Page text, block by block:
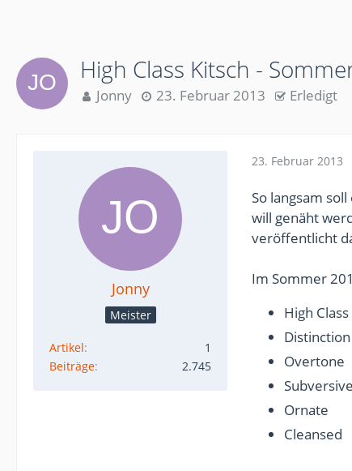
High Class Kitsch -
Jonny 23. Februar 2013 Erledigt
Jonny
Meister
Artikel
1
Beiträge
2.745
23. Februar 2013
So langsam
will genäht
veröffentlicht
Im Sommer
High
Distinction
Overtone
Subversive
Ornate
Cleansed